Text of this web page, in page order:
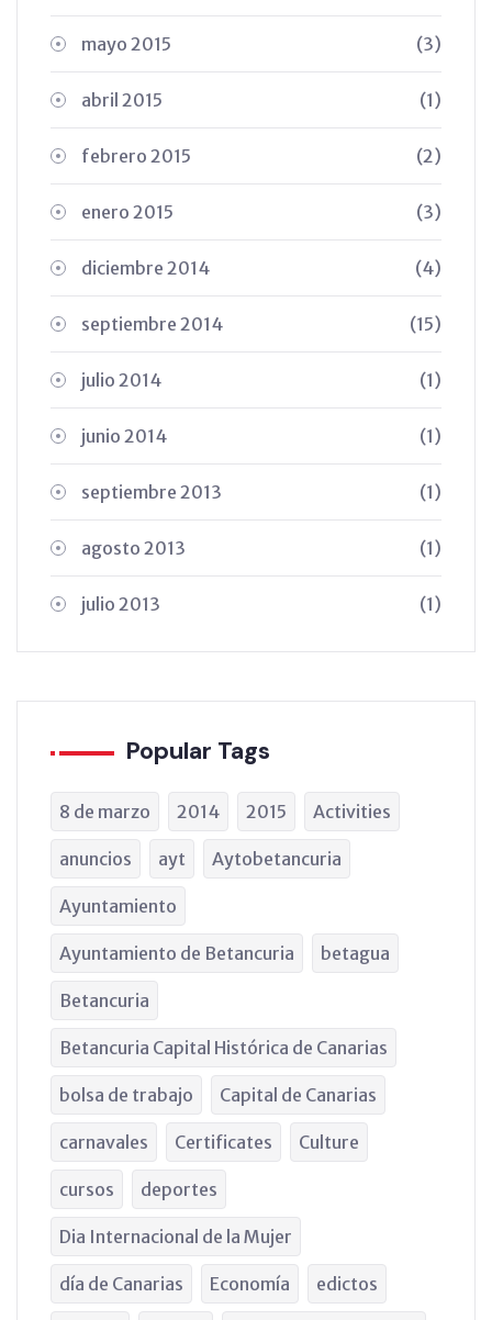
mayo 2015 (3)
abril 2015 (1)
febrero 2015 (2)
enero 2015 (3)
diciembre 2014 (4)
septiembre 2014 (15)
julio 2014 (1)
junio 2014 (1)
septiembre 2013 (1)
agosto 2013 (1)
julio 2013 (1)
Popular Tags
8 de marzo 2014 2015 Activities
anuncios ayt Aytobetancuria
Ayuntamiento
Ayuntamiento de Betancuria betagua
Betancuria
Betancuria Capital Histórica de Canarias
bolsa de trabajo Capital de Canarias
carnavales Certificates Culture
cursos deportes
Dia Internacional de la Mujer
día de Canarias Economía edictos